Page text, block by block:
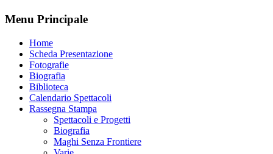
Menu Principale
Home
Scheda Presentazione
Fotografie
Biografia
Biblioteca
Calendario Spettacoli
Rassegna Stampa
Spettacoli e Progetti
Biografia
Maghi Senza Frontiere